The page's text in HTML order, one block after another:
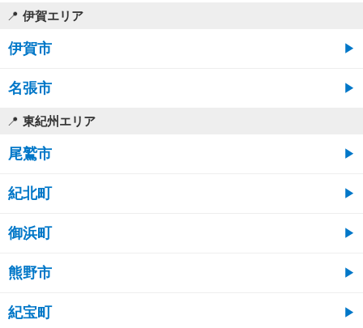
伊賀エリア
伊賀市
名張市
東紀州エリア
尾鷲市
紀北町
御浜町
熊野市
紀宝町